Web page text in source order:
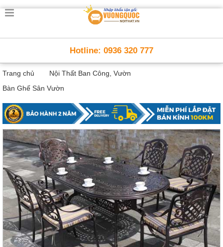
Trang
Thông
Minh
Nội
thất
minh
Nội
Thất
Trẻ
Em
Giường
tầng,
học, tủ
sách
Nội
Thất
Phòng
Hotline: 0936 320 777
Trang chủ
Nội Thất Ban Công, Vườn
Bàn Ghế Sân Vườn